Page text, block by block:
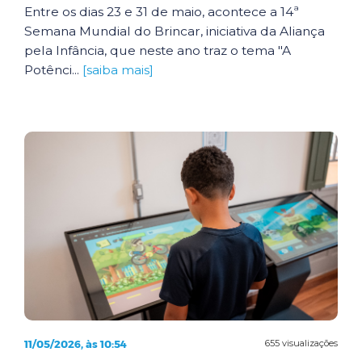
Entre os dias 23 e 31 de maio, acontece a 14ª
Semana Mundial do Brincar, iniciativa da Aliança
pela Infância, que neste ano traz o tema "A
Potênci... [saiba mais]
655 visualizações
11/05/2026, às 10:54